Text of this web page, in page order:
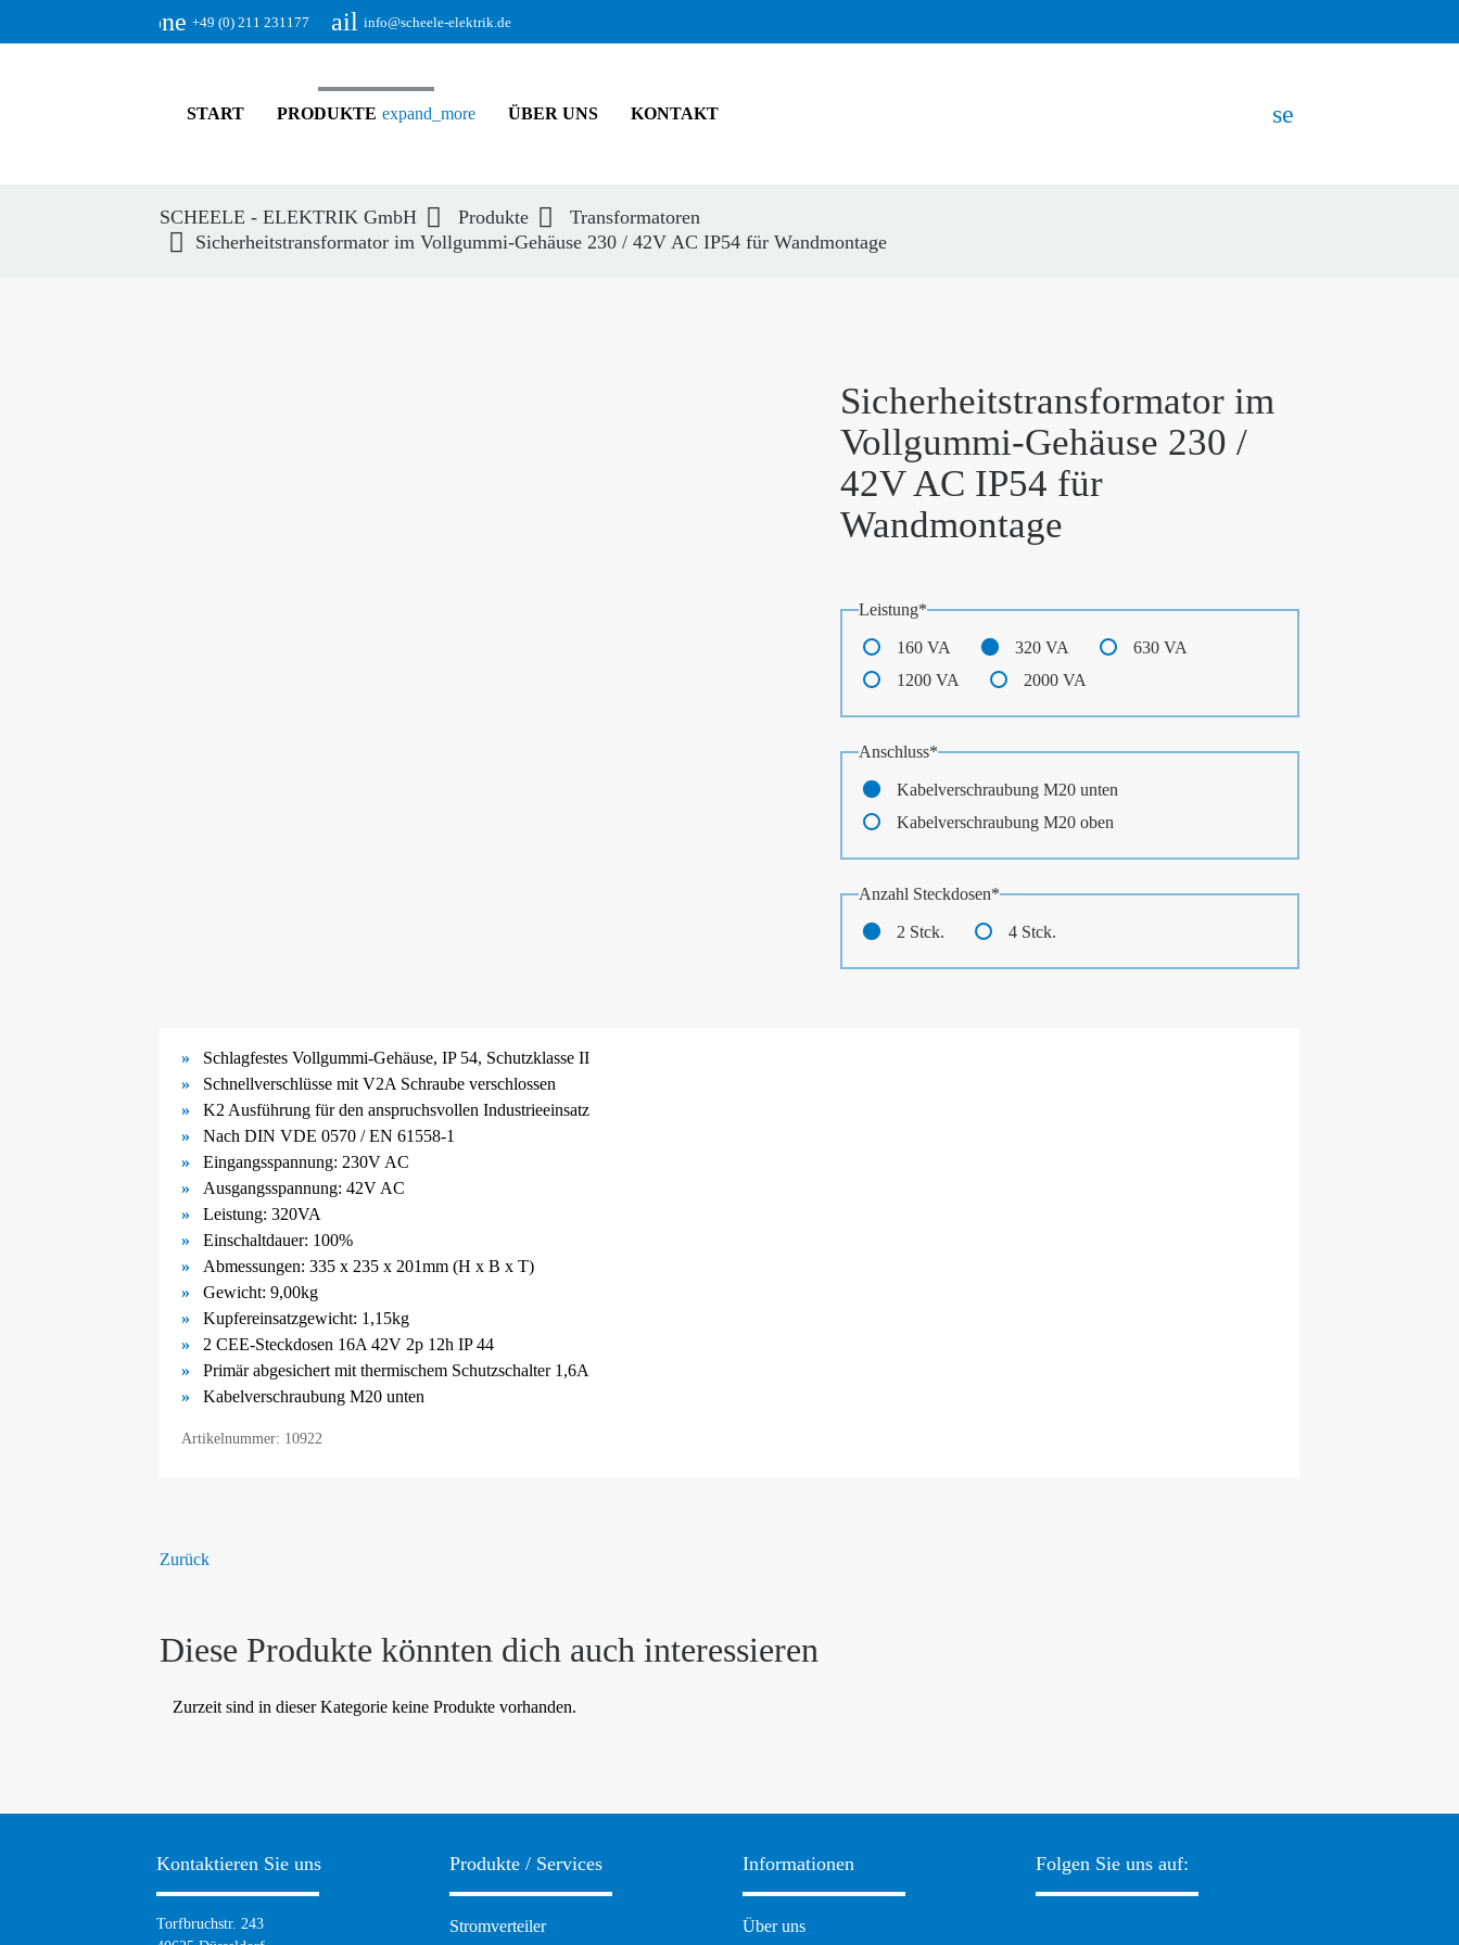
phone +49 (0) 211 231177email info@scheele-elektrik.de
START PRODUKTE expand_more ÜBER UNS KONTAKT search
Suchbegriffe
SCHEELE - ELEKTRIK GmbH Produkte
Transformatoren
Sicherheitstransformator im Vollgummi-Gehäuse 230 / 42V AC IP54 für Wandmontage
Sicherheitstransformator im
Vollgummi-Gehäuse 230 /
42V AC IP54 für
Wandmontage
Pflichtfeld
Leistung*
160 VA 320 VA
630 VA
1200 VA
2000 VA
Pflichtfeld
Anschluss*
Kabelverschraubung M20 unten
Kabelverschraubung M20 oben
Pflichtfeld
Anzahl Steckdosen*
2 Stck. 4 Stck.
Schlagfestes Vollgummi-Gehäuse, IP 54, Schutzklasse II
Schnellverschlüsse mit V2A Schraube verschlossen
K2 Ausführung für den anspruchsvollen Industrieeinsatz
Nach DIN VDE 0570 / EN 61558-1
Eingangsspannung: 230V AC
Ausgangsspannung: 42V AC
Leistung: 320VA
Einschaltdauer: 100%
Abmessungen: 335 x 235 x 201mm (H x B x T)
Gewicht: 9,00kg
Kupfereinsatzgewicht: 1,15kg
2 CEE-Steckdosen 16A 42V 2p 12h IP 44
Primär abgesichert mit thermischem Schutzschalter 1,6A
Kabelverschraubung M20 unten
Artikelnummer: 10922
Zurück
Diese Produkte könnten dich auch interessieren
Zurzeit sind in dieser Kategorie keine Produkte vorhanden.
Kontaktieren Sie uns
Torfbruchstr. 243
Produkte / Services
Navigation
überspringen
Stromverteiler
Informationen
Navigation
überspringen
Über uns
Folgen Sie uns auf: